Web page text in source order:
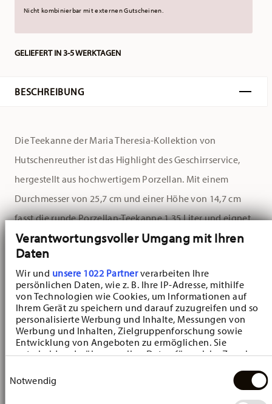
Verantwortungsvoller Umgang mit Ihren
Daten
Wir und unsere 1022 Partnerverarbeiten Ihre
persönlichen Daten, wie z. B. Ihre IP-Adresse, mithilfe
von Technologien wie Cookies, um Informationen auf
Ihrem Gerät zu speichern und darauf zuzugreifen und so
personalisierte Werbung und Inhalte, Messungen von
Werbung und Inhalten, Zielgruppenforschung sowie
Entwicklung von Angeboten zu ermöglichen. Sie
entscheiden darüber, wer Ihre Daten für welche Zwecke
Cookie-Erklärung oder durch Klicken auf das Privacy
Trigger Symbol ändern oder widerrufen
Notwendig
Nicht kombinierbar mit externen Gutscheinen.
GELIEFERT IN 3-5 WERKTAGEN
BESCHREIBUNG
Die Teekanne der Maria Theresia-Kollektion von
Hutschenreuther ist das Highlight des Geschirrservice,
hergestellt aus hochwertigem Porzellan. Mit einem
Durchmesser von 25,7 cm und einer Höhe von 14,7 cm
fasst die runde Porzellan-Teekanne 1,35 Liter und eignet
sich damit hervorragend für die gesellige Teestunde mit
bis zu 12 Personen.
Gemeinsam mit den passenden Tassen und
Kuchentellern der Kollektion lässt sich die Teekanne zu
einem ganzheitlichen, harmonischen Kaffee- und
Teeservice erweitern. Ein besonderes Highlight ist die
kunstvoll geformte Knospe als eindrucksvolles,